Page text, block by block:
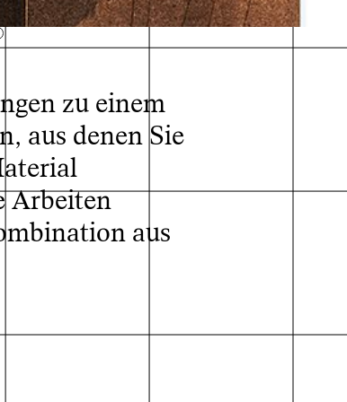
zu einem
aus denen Sie
Arbeiten
aus